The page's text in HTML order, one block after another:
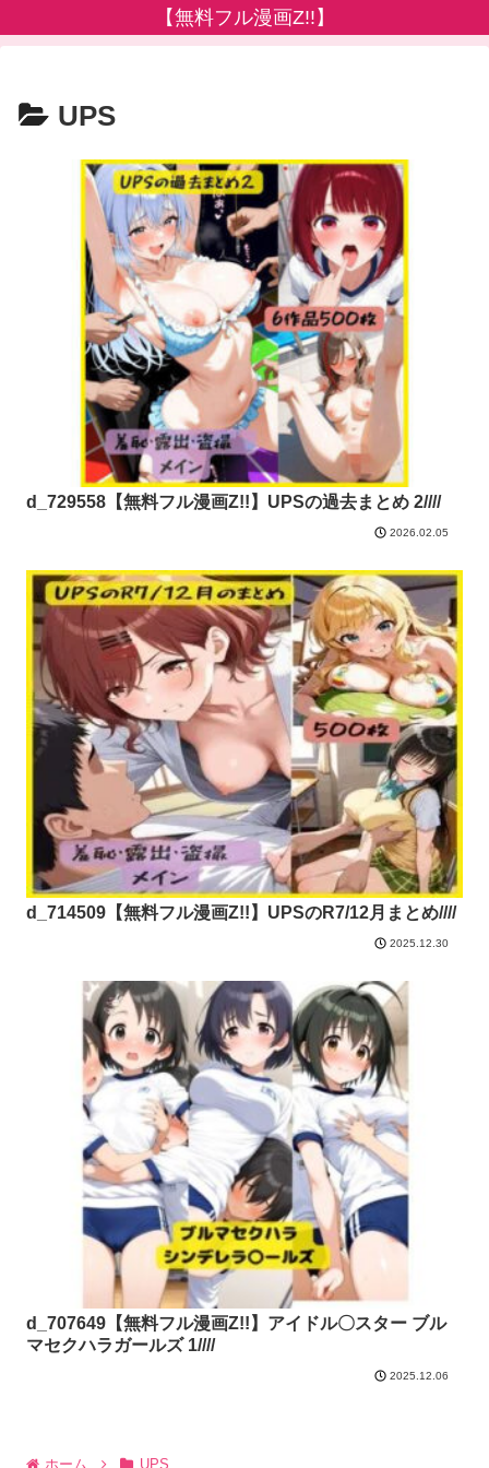
【無料フル漫画Z!!】
UPS
d_729558【無料フル漫画Z!!】UPSの過去まとめ 2////
2026.02.05
d_714509【無料フル漫画Z!!】UPSのR7/12月まとめ////
2025.12.30
d_707649【無料フル漫画Z!!】アイドル〇スター ブル
マセクハラガールズ 1////
2025.12.06
ホーム UPS